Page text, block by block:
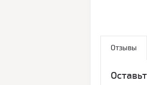
Отзывы